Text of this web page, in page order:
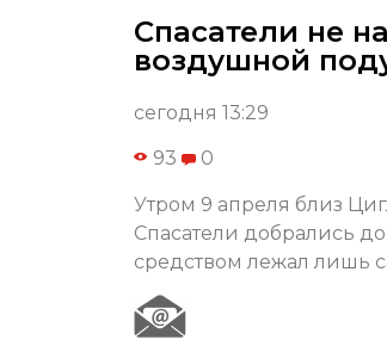
Спасатели не
воздушной
сегодня 13:29
93 0
Утром 9 апреля близ
Спасатели добрались
средством лежал лишь